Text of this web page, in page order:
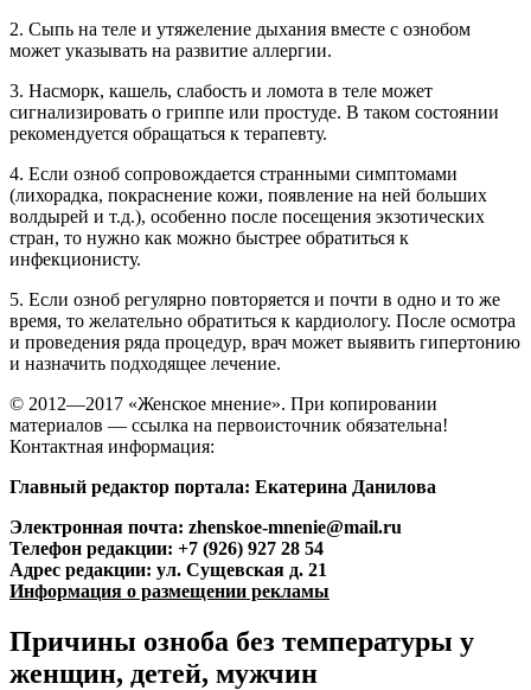
2. Сыпь на теле и утяжеление дыхания вместе с ознобом
может указывать на развитие аллергии.
3. Насморк, кашель, слабость и ломота в теле может
сигнализировать о гриппе или простуде. В таком состоянии
рекомендуется обращаться к терапевту.
4. Если озноб сопровождается странными симптомами
(лихорадка, покраснение кожи, появление на ней больших
волдырей и т.д.), особенно после посещения экзотических
стран, то нужно как можно быстрее обратиться к
инфекционисту.
5. Если озноб регулярно повторяется и почти в одно и то же
время, то желательно обратиться к кардиологу. После осмотра
и проведения ряда процедур, врач может выявить гипертонию
и назначить подходящее лечение.
© 2012—2017 «Женское мнение». При копировании
материалов — ссылка на первоисточник обязательна!
Контактная информация:
Главный редактор портала: Екатерина Данилова
Электронная почта: zhenskoe-mnenie@mail.ru
Телефон редакции: +7 (926) 927 28 54
Адрес редакции: ул. Сущевская д. 21
Информация о размещении рекламы
Причины озноба без температуры у
женщин, детей, мужчин